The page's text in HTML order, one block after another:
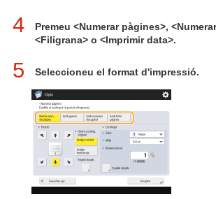
4
Premeu <Numerar pàgines>,
<Filigrana> o <Imprimir data>.
5 Seleccioneu el format d'impressió.